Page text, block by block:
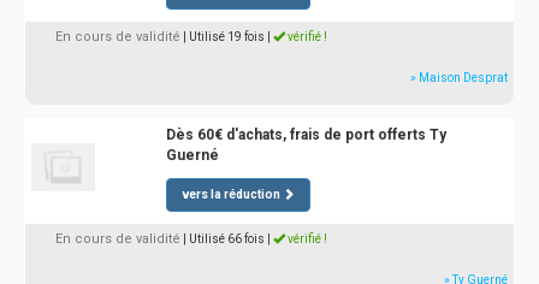
En cours de validité | Utilisé 19 fois vérifié !
» Maison Desprat
Dès 60€ d'achats, frais de port offerts Ty
Guerné
vers la réduction
En cours de validité | Utilisé 66 fois vérifié !
» Ty Guerné